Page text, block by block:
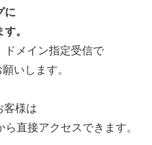
に
。
ドメイン指定受信で
いします。
客様は
直接アクセスできます。